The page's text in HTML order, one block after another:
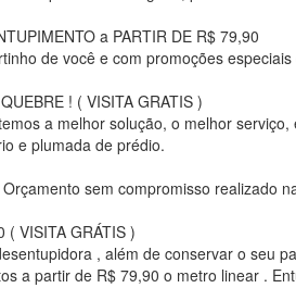
a PARTIR DE R$ 79,90
de você e com promoções
! ( VISITA GRATIS )
a melhor solução, o melhor serviço,
e plumada de prédio.
sem compromisso realizado
( VISITA GRÁTIS )
, além de conservar o seu
a partir de R$ 79,90 o metro linear .